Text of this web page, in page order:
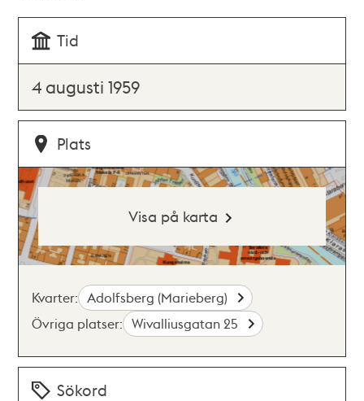
Tid
4 augusti 1959
Plats
Visa på karta
Kvarter: Adolfsberg (Marieberg)
Övriga platser: Wivalliusgatan 25
Sökord